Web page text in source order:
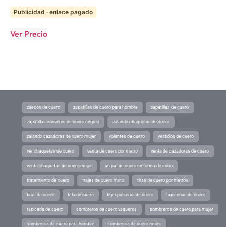
Publicidad · enlace pagado
Ver Precio
zuecos de cuero zapatillas de cuero para hombre zapatillas de cuero
zapatillas converse de cuero negras zalando chaquetas de cuero
zalando cazadoras de cuero mujer volantes de cuero vestidos de cuero
ver chaquetas de cuero venta de cuero por metro venta de cazadoras de cuero
venta chaquetas de cuero mujer un puf de cuero en forma de cubo
tratamiento de cuero trajes de cuero moto tiras de cuero por metros
tiras de cuero tela de cuero tejer pulseras de cuero tapicerias de cuero
tapicería de cuero sombreros de cuero vaqueros sombreros de cuero para mujer
sombreros de cuero para hombre sombreros de cuero mujer